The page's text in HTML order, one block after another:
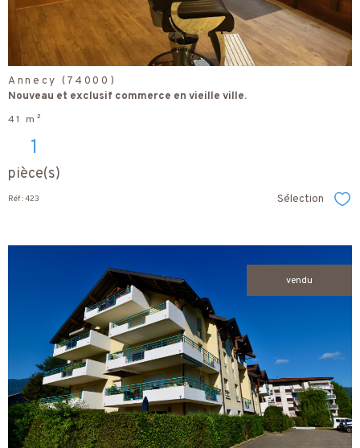
Annecy (74000)
Nouveau et exclusif commerce en vieille ville.
41 m²
1
pièce(s)
Réf : 423 Sélection
vendu
voir le
bien